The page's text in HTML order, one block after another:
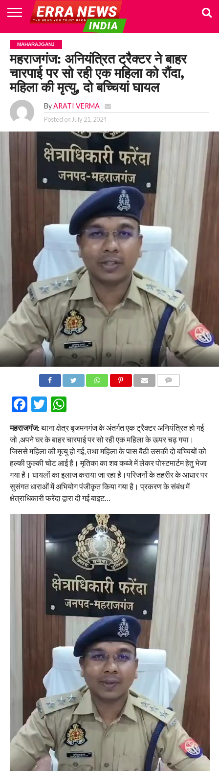
HOME
POLITICS
NEWS
BUSINESS
CULTURE
NATIONAL
SPORTS
LIFESTYLE
TRAVEL
OPINION
BREAKING
NEWS
ENTERTAINMENT
WORLD
CRIME
JOIN
US
MAHARAJGANJ
महराजगंज: अनियंत्रित ट्रैक्टर ने बाहर
चारपाई पर सो रही एक महिला को रौंदा,
महिला की मृत्यु, दो बच्चियां घायल
By ARATI VERMA
Posted on July 21, 2024
Facebook
Twitter
WhatsApp
महराजगंज:थाना क्षेत्र बृजमनगंज के अंतर्गत एक ट्रैक्टर अनियंत्रित हो गई
जो ,अपने घर के बाहर चारपाई पर सो रही एक महिला के ऊपर चढ़ गया।
जिससे महिला की मृत्यु हो गई, तथा महिला के पास बैठी उसकी दो बच्चियों को
हल्की फुल्की चोट आई है। मृतिका का शव कब्जे में लेकर पोस्टमार्टम हेतु भेजा
गया है। घायलों का इलाज कराया जा रहा है।परिजनों के तहरीर के आधार पर
सुसंगत धाराओं में अभियोग पंजीकृत किया गया है। प्रकरण के संबंध में
क्षेत्राधिकारी फरेंदा द्वारा दी गई बाइट…